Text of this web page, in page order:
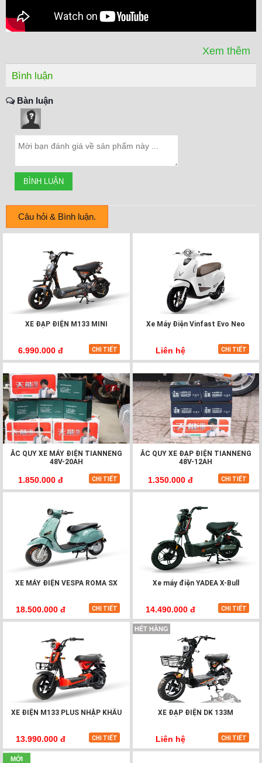
Bánh xe thời trang với vành tăm nhôm, không bị oxy hóa.
Lốp có săm với bề mặt lớn tăng tiết diện tiếp xúc với mặt
đường. Phanh cơ an toàn tuyệt đối được trang bị trên cả 2
khả năng xử lý tình huống khẩn cấp dễ dàng.
cao su cao cấp có thể đóng – mở bảo vệ bình xăng dưới
yên. Yên sau làm từ hợp kim thép chắc chắn. yên sau thấp
hơn giúp người ngồi sau xe thoải mái, lên xuống xe dễ
Động cơ xe Cub 81 Espero sản xuất theo tiêu chuẩn Quốc
tế. Động cơ 4 thì, thông qua xy lanh đơn có dung tích
49.5cc, làm mát bằng không khí. Giúp xe hoạt động nhẹ
nhàng và tiết kiệm nhiên liệu tối đa. Công nghệ phun xăng
điện tử kết hợp buồng đốt được cải tiến tăng hiệu năng đốt
cháy nhiên liệu. Giúp Cub Espero luôn vận hành mạnh mẽ,
cùng hai phuộc nhún trước giúp xe luôn êm ái trên mọi địa
hình. Đặc biệt là giảm xóc sau của Cub Espero thiết kế có
cần gạt có thể điều chỉnh nấc tiện lợi khi di chuyển 1
người hay 2 người trên xe.
trang bị với những đường nét đắt giá được khắc họa rõ nét
nhất.
Xem thêm
Bình luận
Bàn luận
Câu hỏi & Bình luận.
XE ĐẠP ĐIỆN M133 MINI
6.990.000 đ CHI TIẾT
Xe Máy Điện Vinfast Evo Neo
Liên hệ CHI TIẾT
ẮC QUY XE MÁY ĐIỆN TIANNENG
48V-20AH
1.850.000 đ CHI TIẾT
ẮC QUY XE ĐẠP ĐIỆN TIANNENG
48V-12AH
1.350.000 đ CHI TIẾT
XE MÁY ĐIỆN VESPA ROMA SX
18.500.000 đ CHI TIẾT
Xe máy điện YADEA X-Bull
14.490.000 đ CHI TIẾT
XE ĐIỆN M133 PLUS NHẬP KHẨU
13.990.000 đ CHI TIẾT
HẾT HÀNG
XE ĐẠP ĐIỆN DK 133M
Liên hệ CHI TIẾT
MỚI